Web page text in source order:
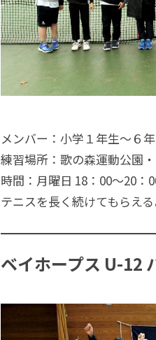
メンバー：小学１年生～６
練習場所：歌の森運動公園
時間：月曜日 18：00～20：
テニスを長く続けてもらえ
ベイホープス U-12